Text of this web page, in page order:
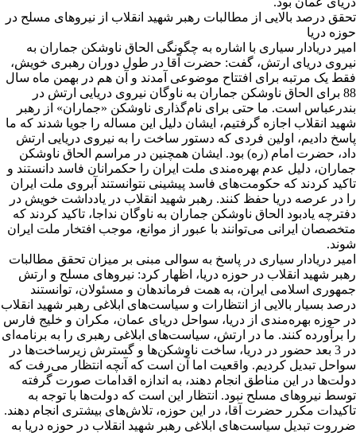
تحقق درصد بالایی از مطالبات رهبر شهید انقلاب از نیروهای مسلح در
حوزه دریا
امیر دریادار سیاری با اشاره به چگونگی الحاق ناوشکن جماران به
نیروی دریای ارتش، گفت: حضرت آقا در طول دوران رهبری خویش،
فقط یک مرتبه برای افتتاح موضوعی آمدند و آن هم در بهمن ماه سال
88 برای الحاق ناوشکن جماران به ناوگان نیروی دریایی ارتش در
بندرعباس است. ما حتی برای نام‌گذاری ناوشکن «جماران» از رهبر
شهید انقلاب اجازه گرفتیم، ایشان دلیل این مساله را جویا شدند که ما
پاسخ دادیم، اولین فردی که دستور ساخت را به نیروی دریایی ارتش
داد، حضرت امام (ره) بود. ایشان همچنین در مراسم الحاق ناوشکن
جماران، دلیل عدم بهره‌مندی ملت ایران را حکمرانان فاسد دانستند و
تاکید کردند که حکومت‌های فاسد پیشینی نتوانستند آبروی ملت ایران
را در عرصه دریا حفظ کنند. رهبر شهید انقلاب در یادداشت خویش در
دفترچه یادبود الحاق ناوشکن جماران به ناوگان نداجا، تاکید کردند که
متخصصان ایرانی می‌توانند با عبور از موانع، موجب افتخار ملت ایران
شوند.
امیر دریادار سیاری در پاسخ به سوالی مبنی بر میزان تحقق مطالبات
رهبر شهید انقلاب در حوزه دریا، اظهار کرد: نیروهای مسلح و ارتش
جمهوری اسلامی ایران، به همت فرماندهان و مسئولان، توانستند
درصد بسیار بالایی از انتظارات و سیاست‌های ابلاغی رهبر شهید انقلاب
در حوزه بهره‌مندی از دریا، سواحل دریای عمان، مکران و خلیج فارس
را برآورده کنند. ما در ارتش، سیاست‌های ابلاغی رهبری را به برنامه‌ای
در 3 بعد حضور در دریا، ساخت ناوشکن‌ها و گسترش زیرساخت‌ها در
سواحل تبدیل کردیم. واقعیت اما آن است که آنچه انتظار می‌رفت که
دولت‌ها در این مناطق انجام دهند، به اندازه اقدامات صورت گرفته
توسط نیروهای مسلح نبود. انتظار این است که دولت‌ها با توجه به
تاکیدات مکرر حضرت آقا، در این حوزه، تلاش‌های بیشتری انجام دهند.
ضرروت تبدیل سیاست‌های ابلاغی رهبر شهید انقلاب در حوزه دریا به